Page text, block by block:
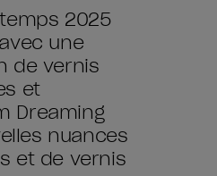
2025
une
de vernis
et
Dreaming
nuances
et de vernis